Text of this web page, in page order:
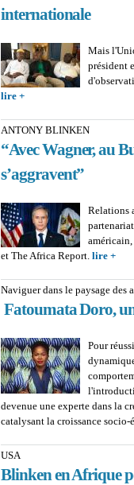
internationale
Mais
président
lire +
ANTONY BLINKEN
“Avec Wagner, au
s’aggravent”
Relations
et The Africa Report. lire +
Naviguer dans le paysage des
Fatoumata Doro,
Pour
devenue une experte dans la
catalysant la croissance
USA
Blinken en Afrique